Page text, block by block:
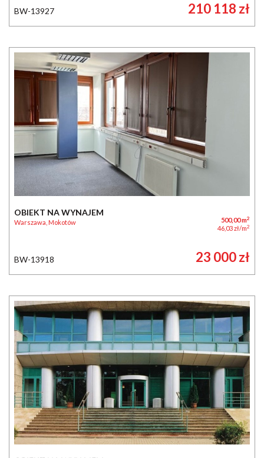
BW-13927 210 118 zł
OBIEKT NA WYNAJEM
Warszawa, Mokotów 500,00 m2
46,03 zł/m2
BW-13918 23 000 zł